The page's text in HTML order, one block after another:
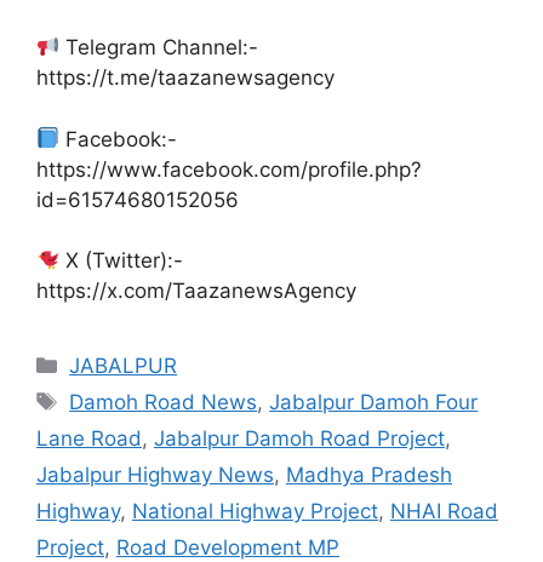
Telegram Channel:-
https://t.me/taazanewsagency
Facebook:-
https://www.facebook.com/profile.php?
id=61574680152056
X (Twitter):-
https://x.com/TaazanewsAgency
Categories
JABALPUR
Tags
Damoh Road News,Jabalpur Damoh Four
Lane Road, Jabalpur Damoh Road Project,
Jabalpur Highway News, Madhya Pradesh
Highway, National Highway Project, NHAI Road
Project, Road Development MP